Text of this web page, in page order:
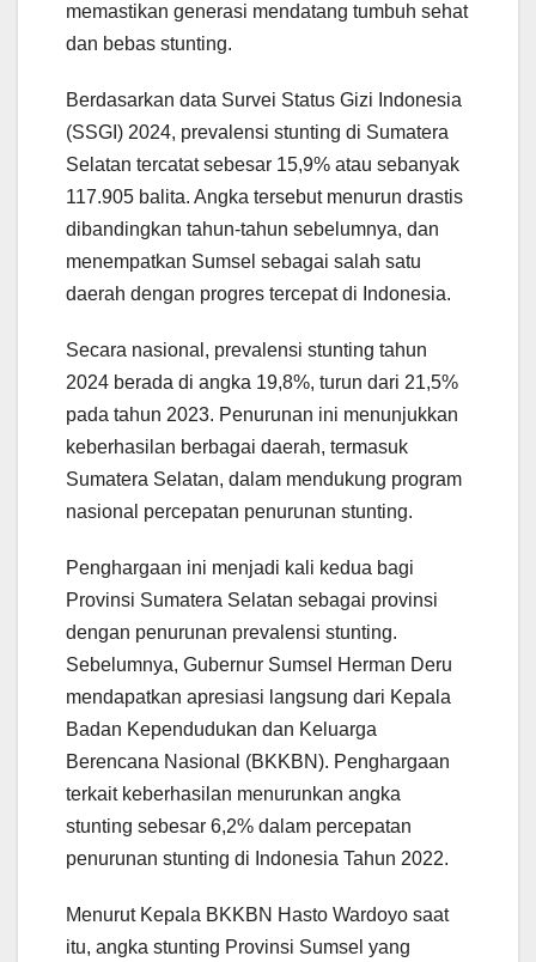
memastikan generasi mendatang tumbuh sehat
dan bebas stunting.
Berdasarkan data Survei Status Gizi Indonesia
(SSGI) 2024, prevalensi stunting di Sumatera
Selatan tercatat sebesar 15,9% atau sebanyak
117.905 balita. Angka tersebut menurun drastis
dibandingkan tahun-tahun sebelumnya, dan
menempatkan Sumsel sebagai salah satu
daerah dengan progres tercepat di Indonesia.
Secara nasional, prevalensi stunting tahun
2024 berada di angka 19,8%, turun dari 21,5%
pada tahun 2023. Penurunan ini menunjukkan
keberhasilan berbagai daerah, termasuk
Sumatera Selatan, dalam mendukung program
nasional percepatan penurunan stunting.
Penghargaan ini menjadi kali kedua bagi
Provinsi Sumatera Selatan sebagai provinsi
dengan penurunan prevalensi stunting.
Sebelumnya, Gubernur Sumsel Herman Deru
mendapatkan apresiasi langsung dari Kepala
Badan Kependudukan dan Keluarga
Berencana Nasional (BKKBN). Penghargaan
terkait keberhasilan menurunkan angka
stunting sebesar 6,2% dalam percepatan
penurunan stunting di Indonesia Tahun 2022.
Menurut Kepala BKKBN Hasto Wardoyo saat
itu, angka stunting Provinsi Sumsel yang